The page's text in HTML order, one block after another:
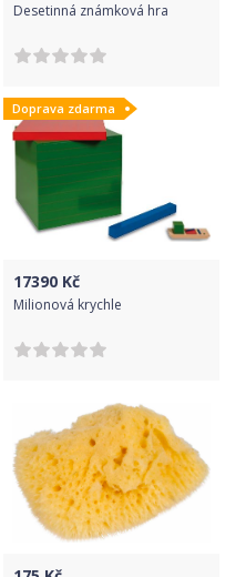
Desetinná známková hra
Doprava zdarma
17390 Kč
Milionová krychle